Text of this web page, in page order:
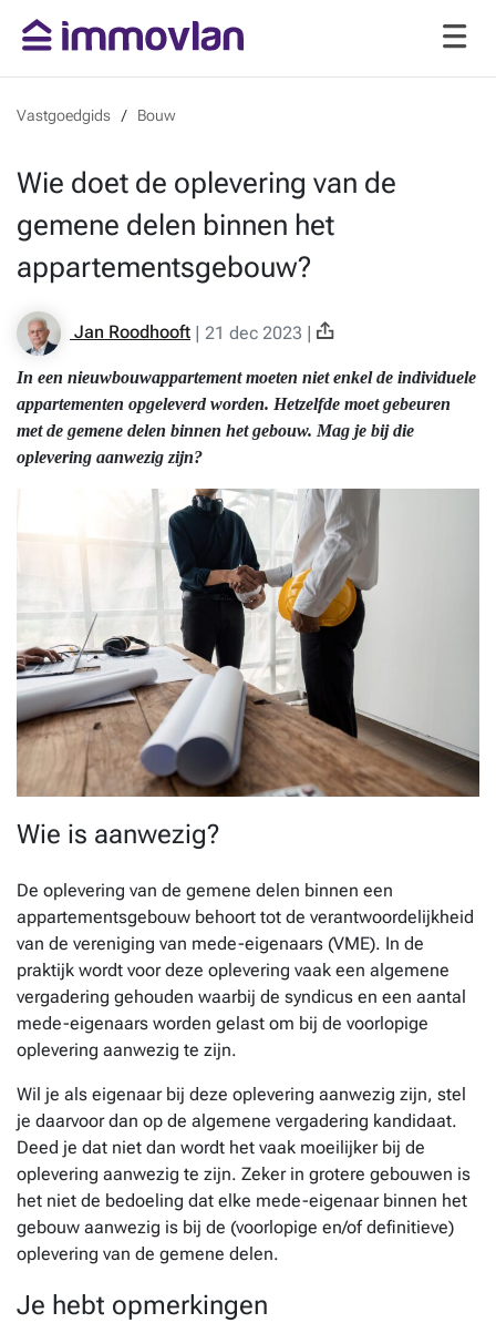
Vastgoedgids Bouw
Wie doet de oplevering van de
gemene delen binnen het
appartementsgebouw?
Jan Roodhooft | 21 dec 2023 |
In een nieuwbouwappartement moeten niet enkel de individuele
appartementen opgeleverd worden. Hetzelfde moet gebeuren
met de gemene delen binnen het gebouw. Mag je bij die
oplevering aanwezig zijn?
Wie is aanwezig?
De oplevering van de gemene delen binnen een
appartementsgebouw behoort tot de verantwoordelijkheid
van de vereniging van mede-eigenaars (VME). In de
praktijk wordt voor deze oplevering vaak een algemene
vergadering gehouden waarbij de syndicus en een aantal
mede-eigenaars worden gelast om bij de voorlopige
oplevering aanwezig te zijn.
Wil je als eigenaar bij deze oplevering aanwezig zijn, stel
je daarvoor dan op de algemene vergadering kandidaat.
Deed je dat niet dan wordt het vaak moeilijker bij de
oplevering aanwezig te zijn. Zeker in grotere gebouwen is
het niet de bedoeling dat elke mede-eigenaar binnen het
gebouw aanwezig is bij de (voorlopige en/of definitieve)
oplevering van de gemene delen.
Je hebt opmerkingen